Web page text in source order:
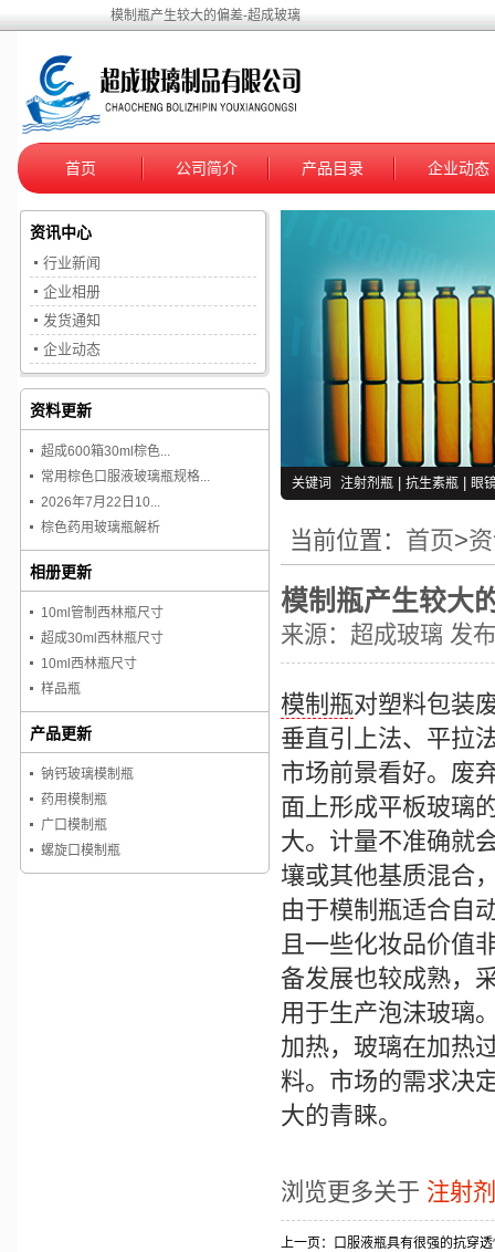
模制瓶产生较大的偏差-超成玻璃
首页 公司简介 产品目录 企业动态
关键词 注射剂瓶 抗生素瓶 眼
当前位置： 首页>
模制瓶产生较大
来源： 超成玻璃 发
模制瓶对塑料包装
垂直引上法、平拉
市场前景看好。废
面上形成平板玻璃
大。计量不准确就
壤或其他基质混合
由于模制瓶适合自
且一些化妆品价值
备发展也较成熟，
用于生产泡沫玻璃
加热，玻璃在加热
料。市场的需求决
大的青睐。
浏览更多关于 注射
上一页： 口服液瓶具有很强的抗穿
资讯中心
行业新闻
企业相册
发货通知
企业动态
资料更新
超成600箱30ml棕色...
常用棕色口服液玻璃瓶规格...
2026年7月22日10...
棕色药用玻璃瓶解析
相册更新
10ml管制西林瓶尺寸
超成30ml西林瓶尺寸
10ml西林瓶尺寸
样品瓶
产品更新
钠钙玻璃模制瓶
药用模制瓶
广口模制瓶
螺旋口模制瓶